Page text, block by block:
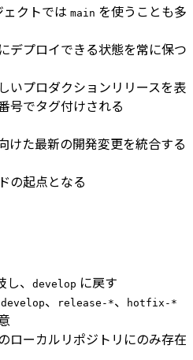
ェクトでは main を使うことも多
デプロイできる状態を常に保つ
いプロダクションリリースを表
号でタグ付けされる
けた最新の開発変更を統合する
の起点となる
、 develop に戻す
develop、 release-*、 hotfix-*
ローカルリポジトリにのみ存在